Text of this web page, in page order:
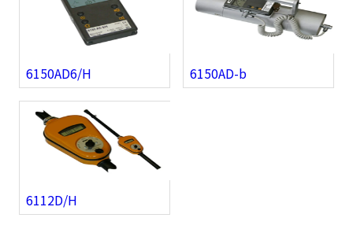
6150AD6/H 6150AD-b
6112D/H